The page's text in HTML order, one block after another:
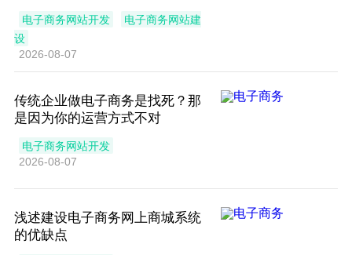
电子商务网站开发
电子商务网站建
设
2026-08-07
传统企业做电子商务是找死？那
是因为你的运营方式不对
电子商务网站开发
2026-08-07
浅述建设电子商务网上商城系统
的优缺点